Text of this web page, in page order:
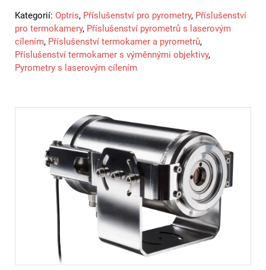
Kategorií: Optris, Příslušenství pro pyrometry, Příslušenství
pro termokamery, Příslušenství pyrometrů s laserovým
cílením, Příslušenství termokamer a pyrometrů,
Příslušenství termokamer s výměnnými objektivy,
Pyrometry s laserovým cílením